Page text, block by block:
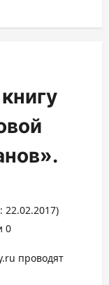
22.02.2017)
0
проводят